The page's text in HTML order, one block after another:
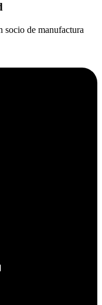
socio de manufactura